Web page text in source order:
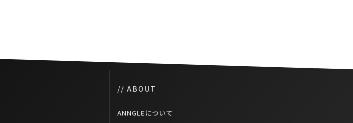
// ABOUT
ANNGLEについて